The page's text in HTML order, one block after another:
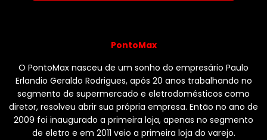
PontoMax
O PontoMax nasceu de um sonho do empresário Paulo
Erlandio Geraldo Rodrigues, após 20 anos trabalhando no
segmento de supermercado e eletrodomésticos como
diretor, resolveu abrir sua própria empresa. Então no ano de
2009 foi inaugurado a primeira loja, apenas no segmento
de eletro e em 2011 veio a primeira loja do varejo.